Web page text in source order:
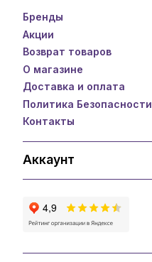
Бренды
Акции
Возврат товаров
О магазине
Доставка и оплата
Политика Безопасности
Контакты
Аккаунт